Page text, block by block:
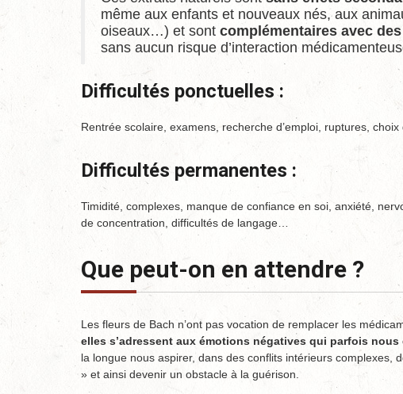
même aux enfants et nouveaux nés, aux
oiseaux…) et sont complémentaires avec
sans aucun risque d’interaction
Difficultés ponctuelles :
Rentrée scolaire, examens, recherche d’emploi, ruptures,
Difficultés permanentes :
Timidité, complexes, manque de confiance en soi, anxiété,
de concentration, difficultés de langage…
Que peut-on en attendre ?
Les fleurs de Bach n’ont pas vocation de remplacer les
elles s’adressent aux émotions négatives qui parfois
la longue nous aspirer, dans des conflits intérieurs complexes,
» et ainsi devenir un obstacle à la guérison.